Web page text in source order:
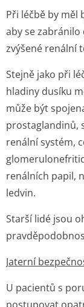
Při léčbě by měl
aby se
zvýšené renální
Stejně jako při
hladiny dusíku
může být
prostaglandinů,
renální systém,
renálních papil,
ledvin.
Starší lidé jsou
Jaterní
U pacientů s